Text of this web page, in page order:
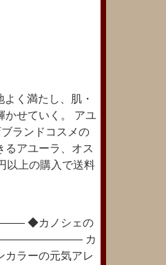
よく満たし、肌・
かせていく。 アユ
ランドコスメの
るアユーラ、オス
以上の購入で送料
カノシェの
カ
カラーの元気アレ